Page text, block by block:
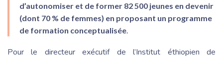
d’autonomiser et de former 82 500 jeunes en devenir
(dont 70 % de femmes) en proposant un programme
de formation conceptualisée
Pour le directeur exécutif de l’Institut éthiopien de